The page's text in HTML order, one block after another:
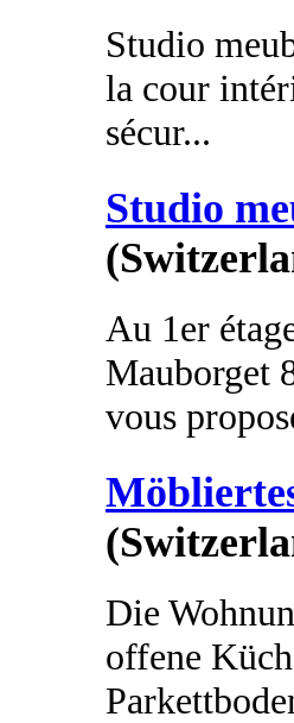
Studio
la cour
sécur...
Studio
Au 1er
Mauborget
vous
Die
offene